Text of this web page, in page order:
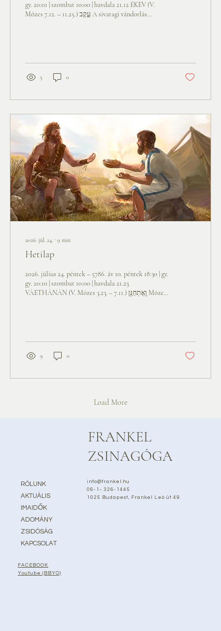
gy. 20:01 | szombat 10:00 | havdala 21.12 ÉKEV (V.
Mózes 7.12. – 11.25.) עֵ֣קֶב A sivatagi vándorlás
alkottak bölcseink. sarok. A kommentárok szerint
5 0
2026. júl. 24. ∙ 9 min
Hetilap
2026. július 24. péntek – 5786. áv 10. péntek 18:30 | gy.
gy. 20:10 | szombat 10:00 | havdala 21.23
VÁETHÁNÁN (V. Mózes 3.23. – 7.11.) וָֽאֶתְחַנַּ֖ן Mózes
Különösképpen a bálványimádás tilalmára
9 0
Load More
FRANKEL
ZSINAGÓGA
RÓLUNK
AKTUÁLIS
IMAIDŐK
ADOMÁNY
ZSIDÓSÁG
KAPCSOLAT
info@frankel.hu
06-1- 326-1445
1025 Budapest, Frankel Leó út 49.
FACEBOOK
Youtube (BBYO)